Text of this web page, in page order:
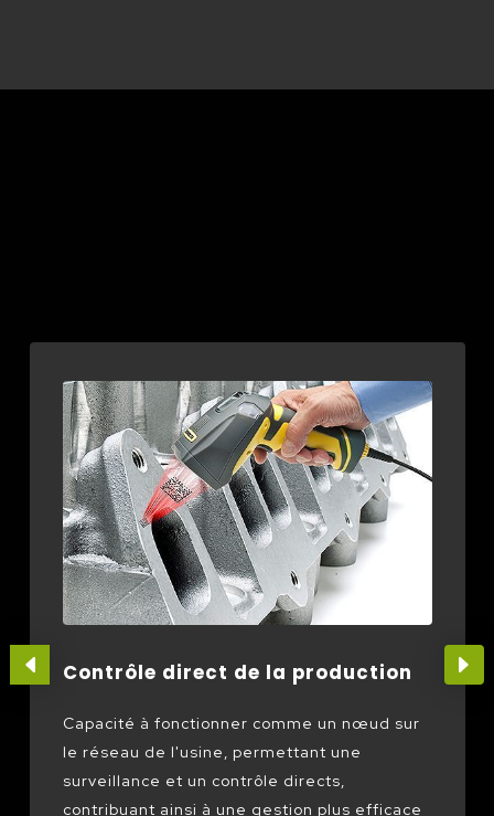
Contrôle direct de la production
Capacité à fonctionner comme un nœud sur
le réseau de l'usine, permettant une
surveillance et un contrôle directs,
contribuant ainsi à une gestion plus efficace